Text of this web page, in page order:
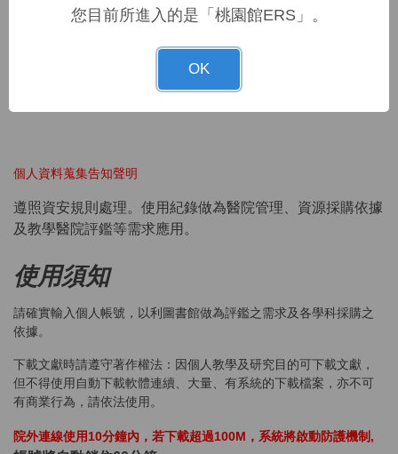
外校實習生請由實習單位統一造冊(姓名、實習單位、身分證字號、
實習期限)，送至
圖書館辦理建檔，如帳號使用有問題，
個人資料蒐集告知聲明
遵照資安規則處理。使用紀錄做為醫院管理、資源採購依據
及教學醫院評鑑等需求應用。
使用須知
請確實輸入個人帳號，以利圖書館做為評鑑之需求及各學科採購之
依據。
下載文獻時請遵守著作權法：因個人教學及研究目的可下載文獻，
但不得使用自動下載軟體連續、大量、有系統的下載檔案，亦不可
有商業行為，請依法使用。
院外連線使用10分鐘內，若下載超過100M，系統將啟動防護機制,
您目前所進入的是「桃園館ERS」。
OK